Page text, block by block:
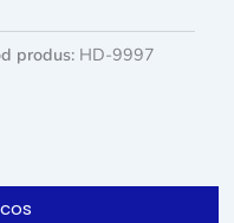
produs: HD-9997